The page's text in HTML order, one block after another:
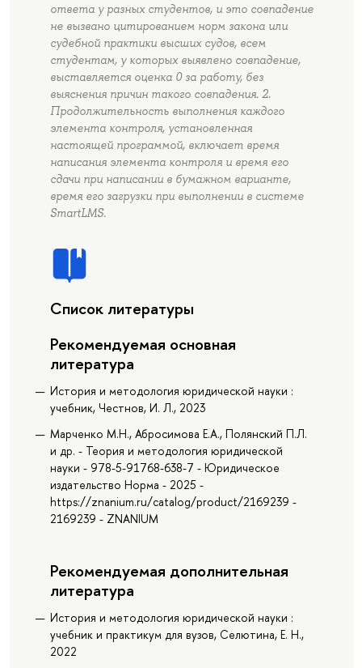
ответа у разных студентов, и это совпадение
не вызвано цитированием норм закона или
судебной практики высших судов, всем
студентам, у которых выявлено совпадение,
выставляется оценка 0 за работу, без
выяснения причин такого совпадения. 2.
Продолжительность выполнения каждого
элемента контроля, установленная
настоящей программой, включает время
написания элемента контроля и время его
сдачи при написании в бумажном варианте,
время его загрузки при выполнении в системе
SmartLMS.
Список литературы
Рекомендуемая основная
литература
История и методология юридической науки :
учебник, Честнов, И. Л., 2023
Марченко М.Н., Абросимова Е.А., Полянский П.Л.
и др. - Теория и методология юридической
науки - 978-5-91768-638-7 - Юридическое
издательство Норма - 2025 -
https://znanium.ru/catalog/product/2169239 -
2169239 - ZNANIUM
Рекомендуемая дополнительная
литература
История и методология юридической науки :
учебник и практикум для вузов, Селютина, Е. Н.,
2022